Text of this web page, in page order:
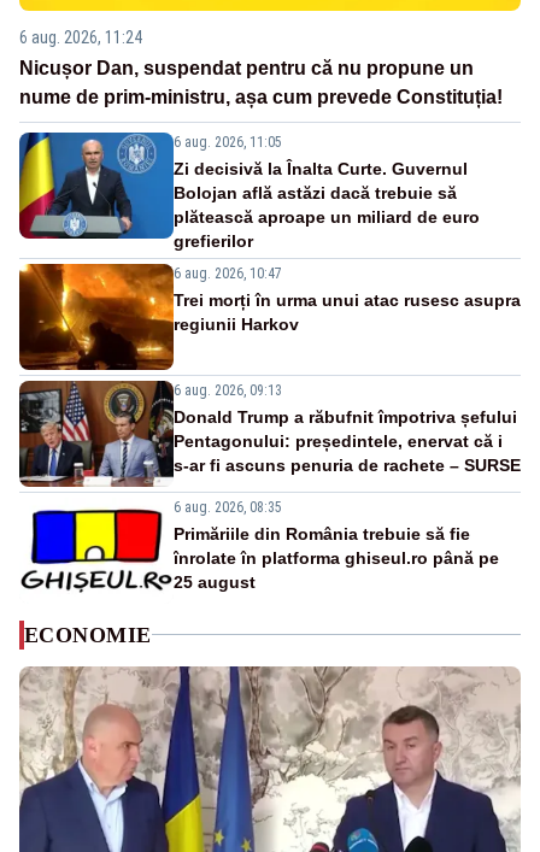
6 aug. 2026, 11:24
Nicușor Dan, suspendat pentru că nu propune un
nume de prim-ministru, așa cum prevede Constituția!
6 aug. 2026, 11:05
Zi decisivă la Înalta Curte. Guvernul
Bolojan află astăzi dacă trebuie să
plătească aproape un miliard de euro
grefierilor
6 aug. 2026, 10:47
Trei morți în urma unui atac rusesc asupra
regiunii Harkov
6 aug. 2026, 09:13
Donald Trump a răbufnit împotriva șefului
Pentagonului: președintele, enervat că i
s-ar fi ascuns penuria de rachete – SURSE
6 aug. 2026, 08:35
Primăriile din România trebuie să fie
înrolate în platforma ghiseul.ro până pe
25 august
ECONOMIE